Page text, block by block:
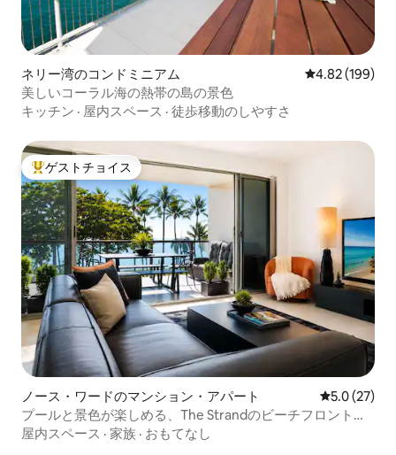
ネリー湾のコンドミニアム レビュー199
4.82 (199)
美しいコーラル海の熱帯の島の景色
キッチン · 屋内スペース · 徒歩移動のしやすさ
大好評のゲストチョイスです。
ゲストチョイス
ノース・ワードのマンション・アパート レビュー27
5.0 (27)
プールと景色が楽しめる、The Strandのビーチフロントの
豪華な宿泊先
屋内スペース · 家族 · おもてなし